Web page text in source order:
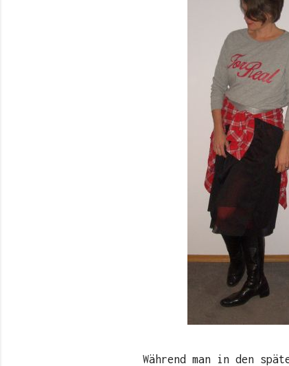
Während man in den